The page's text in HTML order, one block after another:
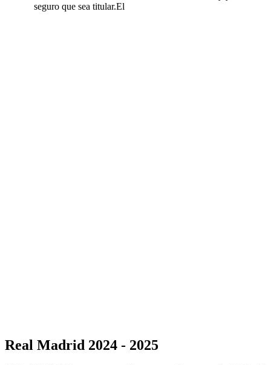
seguro que sea titular.El
Real Madrid 2024 - 2025